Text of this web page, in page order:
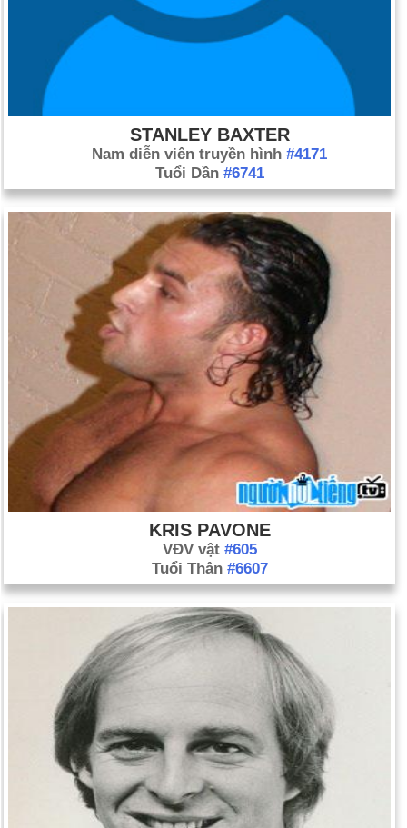
STANLEY BAXTER
Nam diễn viên truyền hình #4171
Tuổi Dần #6741
KRIS PAVONE
VĐV vật #605
Tuổi Thân #6607